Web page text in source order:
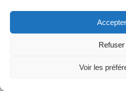
Accepter
Refuser
Voir les